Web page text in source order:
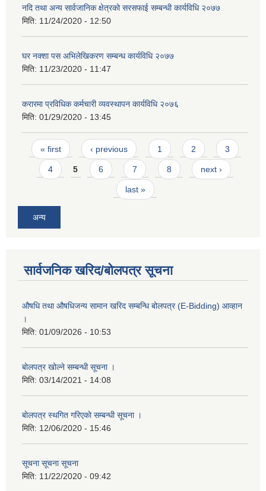
नदि तथा अन्य सार्वजानिक क्षेत्रको सरसफाई सम्बन्धी कार्यविधि २०७७
मिति: 11/24/2020 - 12:50
घर नक्शा पस अभिलेखिकरण सम्बन्ध कार्यविधि २०७७
मिति: 11/23/2020 - 11:47
करारमा प्रविधिक कर्मचारी व्यवस्थापन कार्यविधि २०७६
मिति: 01/29/2020 - 13:45
Pages
« first ‹ previous 1 2 3
4 5 6 7 8 next ›
last »
अन्य
सार्वजनिक खरिद/बोलपत्र सूचना
औषधि तथा औषधिजन्य सामान खरिद सम्बन्धि बोलपत्र (E-Bidding) आव्हान
।
मिति: 01/09/2026 - 10:53
बाेलपत्र खोल्ने सम्बन्धी सूचना ।
मिति: 03/14/2021 - 14:08
बाेलपत्र स्थगित गरिएकाे सम्बन्धी सूचना ।
मिति: 12/06/2020 - 15:46
सूचना सूचना सूचना
मिति: 11/22/2020 - 09:42